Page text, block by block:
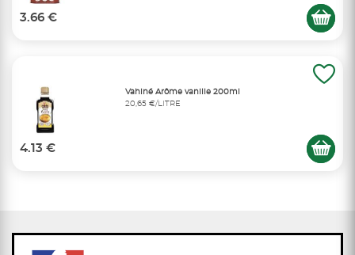
3.66 €
Vahiné Arôme vanille 200ml
20,65 €/LITRE
4.13 €